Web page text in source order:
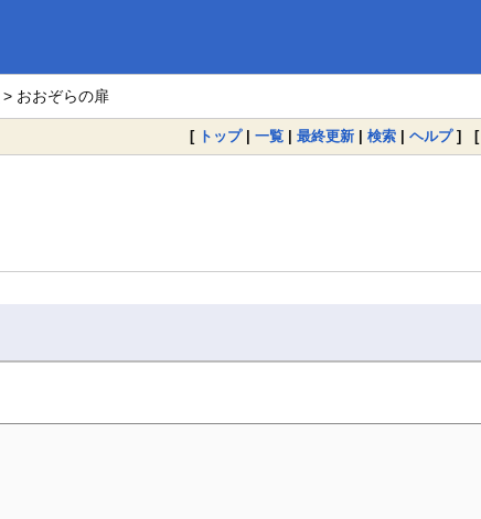
> おおぞらの扉
[ トップ| 一覧 | 最終更新 | 検索 | ヘルプ] [